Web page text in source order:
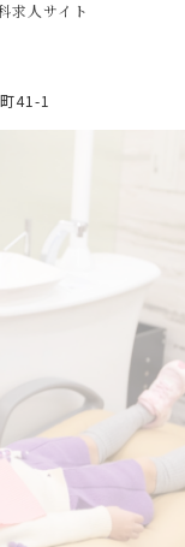
求人サイト
41-1